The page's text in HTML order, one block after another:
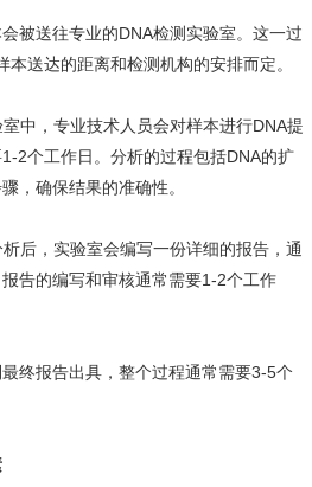
送往专业的DNA检测实验室。这一过
送达的距离和检测机构的安排而定。
，专业技术人员会对样本进行DNA提
2个工作日。分析的过程包括DNA的扩
，确保结果的准确性。
，实验室会编写一份详细的报告，通
告的编写和审核通常需要1-2个工作
报告出具，整个过程通常需要3-5个